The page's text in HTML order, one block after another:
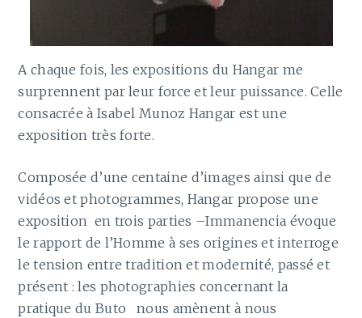
A chaque fois, les expositions du Hangar me
surprennent par leur force et leur puissance. Celle
consacrée à Isabel Munoz Hangar est une
exposition très forte.
Composée d’une centaine d’images ainsi que de
vidéos et photogrammes, Hangar propose une
exposition en trois parties –Immanencia évoque
le rapport de l’Homme à ses origines et interroge
le tension entre tradition et modernité, passé et
présent : les photographies concernant la
pratique du Buto nous amènent à nous